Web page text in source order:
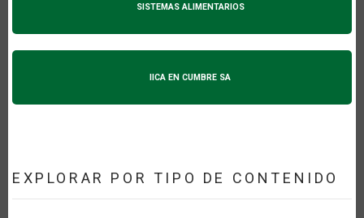
SISTEMAS ALIMENTARIOS
IICA EN CUMBRE SA
EXPLORAR POR TIPO DE CONTENIDO